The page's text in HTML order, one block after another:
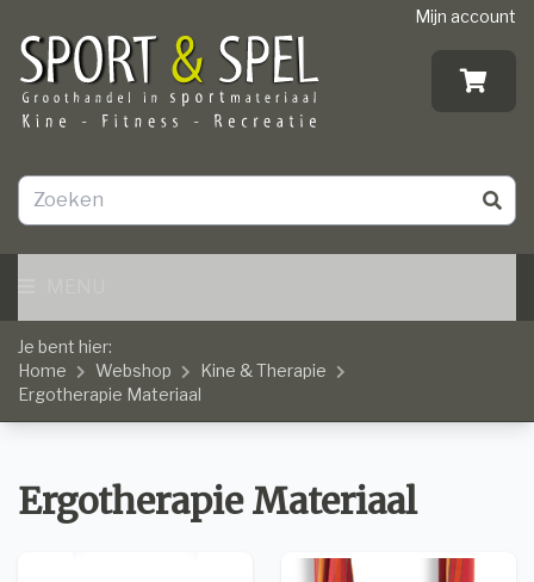
Mijn account
Je bent hier:
Home
Webshop
Kine & Therapie
Ergotherapie Materiaal
Ergotherapie Materiaal